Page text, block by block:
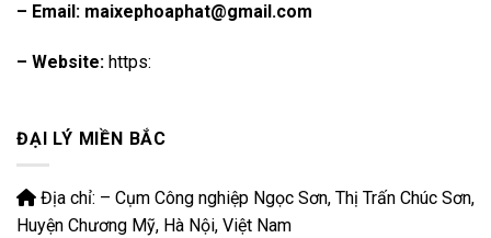
– Email: maixephoaphat@gmail.com
– Website: https:
ĐẠI LÝ MIỀN BẮC
Địa chỉ: – Cụm Công nghiệp Ngọc Sơn, Thị Trấn Chúc Sơn,
Huyện Chương Mỹ, Hà Nội, Việt Nam